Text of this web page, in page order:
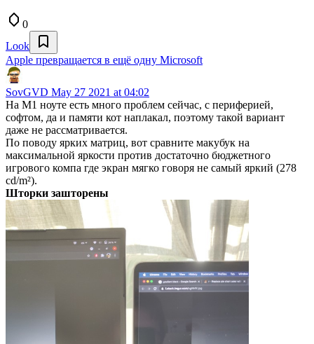
0
Look
Apple превращается в ещё одну Microsoft
SovGVD May 27 2021 at 04:02
На М1 ноуте есть много проблем сейчас, с периферией,
софтом, да и памяти кот наплакал, поэтому такой вариант
даже не рассматривается.
По поводу ярких матриц, вот сравните макубук на
максимальной яркости против достаточно бюджетного
игрового компа где экран мягко говоря не самый яркий (278
cd/m²).
Шторки зашторены